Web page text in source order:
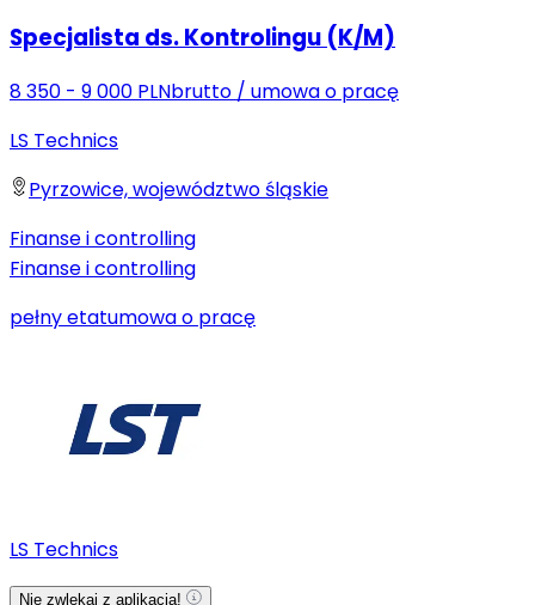
Specjalista ds. Kontrolingu (K/M)
8 350 - 9 000 PLNbrutto / umowa o pracę
LS Technics
Pyrzowice, województwo śląskie
Finanse i controlling
Finanse i controlling
pełny etatumowa o pracę
LS Technics
Nie zwlekaj z aplikacją!